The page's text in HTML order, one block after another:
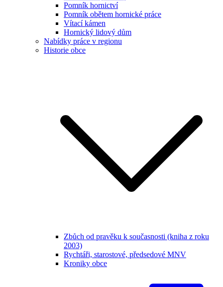
Pomník hornictví
Pomník obětem hornické práce
Vítací kámen
Hornický lidový dům
Nabídky práce v regionu
Historie obce
Zbůch od pravěku k současnosti (kniha z roku
2003)
Rychtáři, starostové, předsedové MNV
Kroniky obce